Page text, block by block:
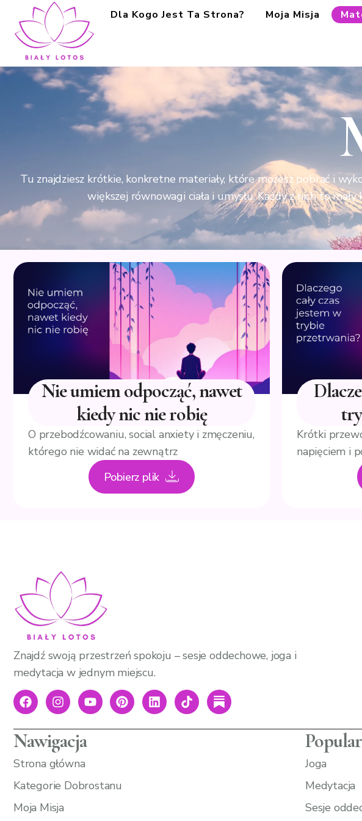
Dla Kogo Jest Ta Strona? Moja Misja
Tu znajdziesz krótkie, konkretne materiały, które możesz pobrać i
większej równowagi ciała i umysłu. Każdy z nich to
Nie umiem odpocząć, nawet
kiedy nic nie robię
O przebodźcowaniu, social anxiety i zmęczeniu,
którego nie widać na zewnątrz
Pobierz plik
Krótki
napięciem i
Znajdź swoją przestrzeń spokoju – sesje oddechowe, joga i
medytacja w jednym miejscu.
Nawigacja
Strona główna
Kategorie Dobrostanu
Moja Misja
Joga
Medytacja
Sesje